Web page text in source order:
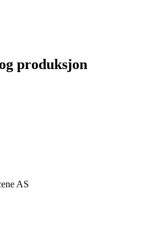
produksjon
AS